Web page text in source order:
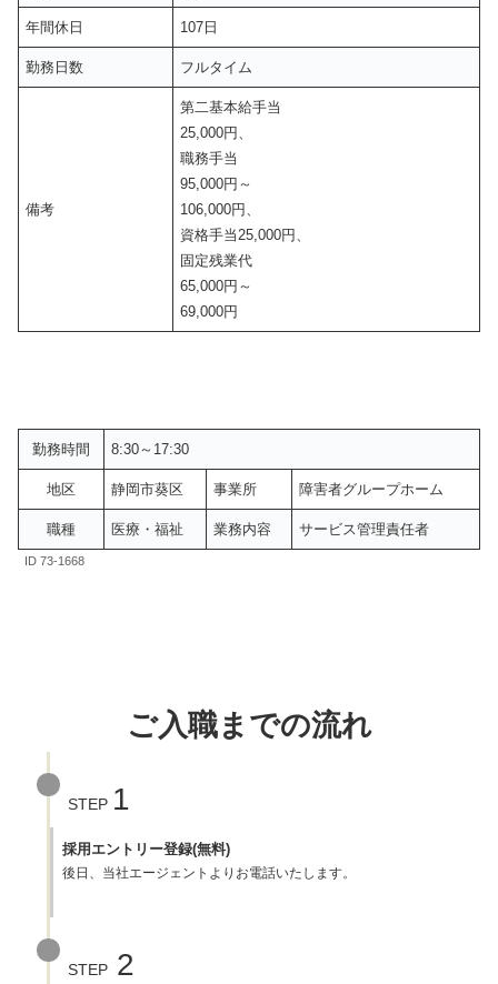
年間休日 107日
勤務日数 フルタイム
備考
第二基本給手当
25,000円、
職務手当
95,000円～
106,000円、
資格手当25,000円、
固定残業代
65,000円～
69,000円
勤務時間 8:30～17:30
地区 静岡市葵区 事業所 障害者グループホーム
職種 医療・福祉 業務内容 サービス管理責任者
ID 73-1668
ご入職までの流れ
STEP 1
採用エントリー登録(無料)
後日、当社エージェントよりお電話いたします。
STEP 2